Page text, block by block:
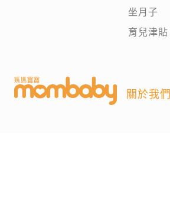
坐月子
育兒津貼
關於我們